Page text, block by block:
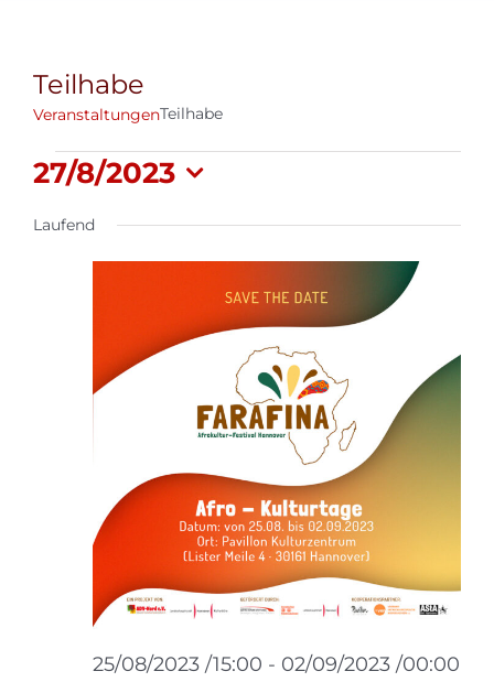
Teilhabe
VeranstaltungenTeilhabe
Veranstaltungen
für
27/08/2023
27/8/2023
wählen.
Laufend
25/08/2023 /15:00 - 02/09/2023 /00:00